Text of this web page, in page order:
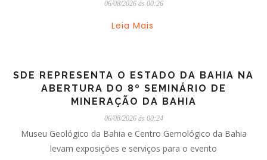
06/08/2026 ás 00:26
Leia Mais
SDE REPRESENTA O ESTADO DA BAHIA NA
ABERTURA DO 8º SEMINÁRIO DE
MINERAÇÃO DA BAHIA
06/08/2026 ás 00:24
Museu Geológico da Bahia e Centro Gemológico da Bahia
levam exposições e serviços para o evento